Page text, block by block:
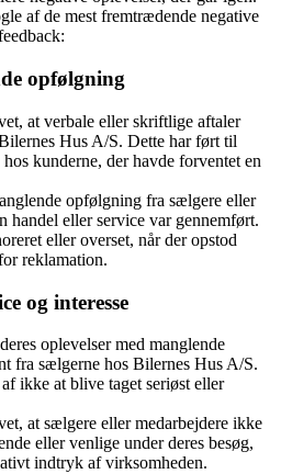
af de mest fremtrædende negative
opfølgning
at verbale eller skriftlige aftaler
Hus A/S. Dette har ført til
kunderne, der havde forventet en
opfølgning fra sælgere eller
handel eller service var gennemført.
eller overset, når der opstod
reklamation.
og interesse
oplevelser med manglende
fra sælgerne hos Bilernes Hus A/S.
ikke at blive taget seriøst eller
at sælgere eller medarbejdere ikke
eller venlige under deres besøg,
indtryk af virksomheden.